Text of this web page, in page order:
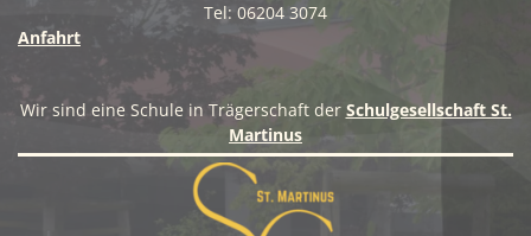
Tel: 06204 3074
Anfahrt
Wir sind eine Schule in Trägerschaft der Schulgesellschaft St.
Martinus